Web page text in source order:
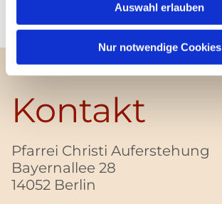
Auswahl erlauben
Nur notwendige Cookies
Kontakt
Pfarrei Christi Auferstehung
Bayernallee 28
14052 Berlin